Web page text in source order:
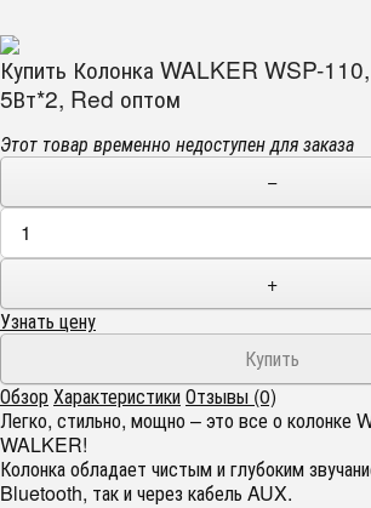
Купить Колонка WALKER WSP-
5Вт*2, Red оптом
Этот товар временно недоступен для заказа
−
+
Узнать цену
ОбзорХарактеристикиОтзывы (0)
Легко, стильно, мощно – это все о колонке
WALKER!
Колонка обладает чистым и глубоким
Bluetooth, так и через кабель AUX.